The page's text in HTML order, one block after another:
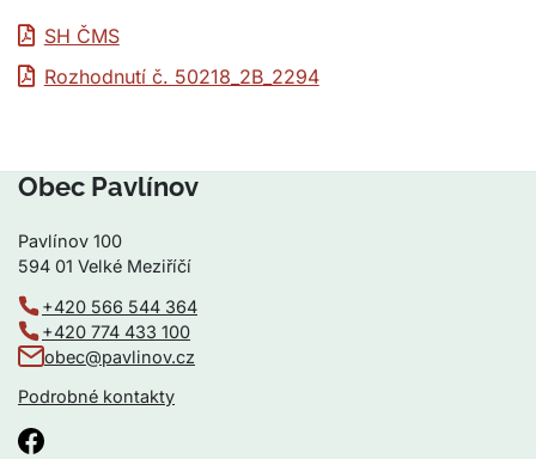
SH ČMS
Rozhodnutí č. 50218_2B_2294
Obec Pavlínov
+420 566 544 364
obec@pavlinov.cz
Pavlínov 100
594 01 Velké Meziříčí
Podrobné kontakty
+420 774 433 100